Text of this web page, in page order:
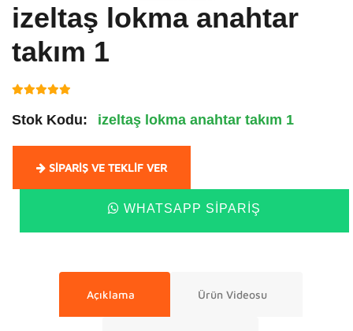
izeltaş lokma anahtar
takım 1
Stok Kodu: izeltaş lokma anahtar takım 1
SIPARIŞ VE TEKLIF VER
WHATSAPP SIPARIŞ
Açıklama Ürün Videosu